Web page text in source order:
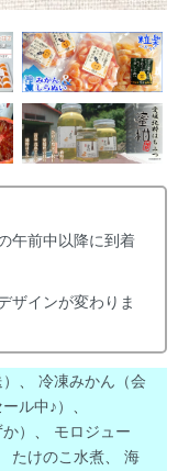
午前中以降に到着
ザインが変わりま
、冷凍みかん（会
ル中♪）
）
モロジュー
たけのこ水煮 、海